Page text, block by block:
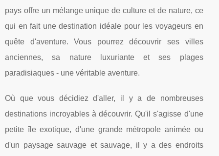
pays offre un mélange unique de culture et de nature, ce
qui en fait une destination idéale pour les voyageurs en
quête d'aventure. Vous pourrez découvrir ses villes
anciennes, sa nature luxuriante et ses plages
paradisiaques - une véritable aventure.
Où que vous décidiez d'aller, il y a de nombreuses
destinations incroyables à découvrir. Qu'il s'agisse d'une
petite île exotique, d'une grande métropole animée ou
d'un paysage sauvage et sauvage, il y a des endroits